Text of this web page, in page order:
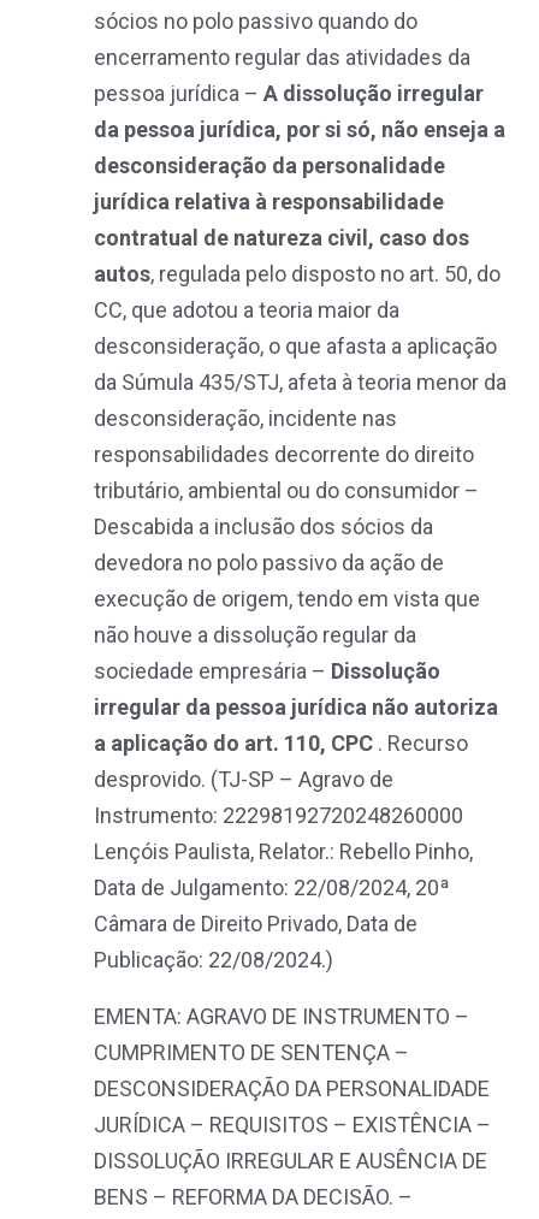
sócios no polo passivo quando do
encerramento regular das atividades da
pessoa jurídica – A dissolução irregular
da pessoa jurídica, por si só, não enseja a
desconsideração da personalidade
jurídica relativa à responsabilidade
contratual de natureza civil, caso dos
autos, regulada pelo disposto no art. 50, do
CC, que adotou a teoria maior da
desconsideração, o que afasta a aplicação
da Súmula 435/STJ, afeta à teoria menor da
desconsideração, incidente nas
responsabilidades decorrente do direito
tributário, ambiental ou do consumidor –
Descabida a inclusão dos sócios da
devedora no polo passivo da ação de
execução de origem, tendo em vista que
não houve a dissolução regular da
sociedade empresária – Dissolução
irregular da pessoa jurídica não autoriza
a aplicação do art. 110, CPC . Recurso
desprovido. (TJ-SP – Agravo de
Instrumento: 22298192720248260000
Lençóis Paulista, Relator.: Rebello Pinho,
Data de Julgamento: 22/08/2024, 20ª
Câmara de Direito Privado, Data de
Publicação: 22/08/2024.)
EMENTA: AGRAVO DE INSTRUMENTO –
CUMPRIMENTO DE SENTENÇA –
DESCONSIDERAÇÃO DA PERSONALIDADE
JURÍDICA – REQUISITOS – EXISTÊNCIA –
DISSOLUÇÃO IRREGULAR E AUSÊNCIA DE
BENS – REFORMA DA DECISÃO. –